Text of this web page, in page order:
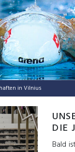
in Vilnius
DIE
Bald